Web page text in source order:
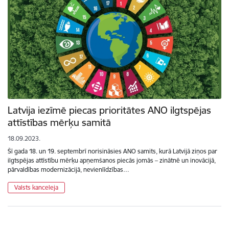
Latvija iezīmē piecas prioritātes ANO ilgtspējas
attīstības mērķu samitā
18.09.2023.
Šī gada 18. un 19. septembrī norisināsies ANO samits, kurā Latvijā ziņos par
ilgtspējas attīstību mērķu apņemšanos piecās jomās – zinātnē un inovācijā,
pārvaldības modernizācijā, nevienlīdzības…
Valsts kanceleja